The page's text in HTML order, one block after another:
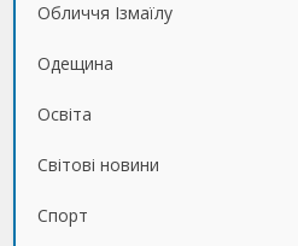
Обличчя Ізмаїлу
Одещина
Освіта
Світові новини
Спорт